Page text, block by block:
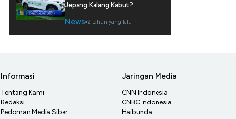
Jepang Kalang Kabut?
News 2 tahun yang lalu
Informasi
Tentang Kami
Redaksi
Pedoman Media Siber
Jaringan Media
CNN Indonesia
CNBC Indonesia
Haibunda